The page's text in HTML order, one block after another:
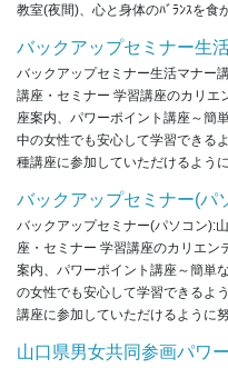
教室(夜間)、心と身体のﾊﾞﾗﾝｽを食
バックアップセミナー生
バックアップセミナー生活マナー
講座・セミナー 学習講座のカリエ
座案内、パワーポイント講座～簡
中の女性でも安心して学習できる
種講座に参加していただけるよう
バックアップセミナー(パ
バックアップセミナー(パソコン):
座・セミナー 学習講座のカリエ
案内、パワーポイント講座～簡単
の女性でも安心して学習できるよ
講座に参加していただけるように
山口県男女共同参画パワ